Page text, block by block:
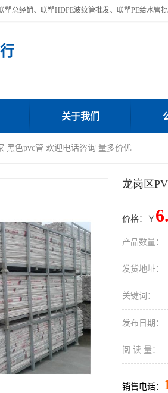
关于我们
黑色pvc管 欢迎电话咨询 量多价优
龙岗区
价格：￥
产品数量：
发货地址：
关键词：
发布日期：
阅 读 量：
销售电话：